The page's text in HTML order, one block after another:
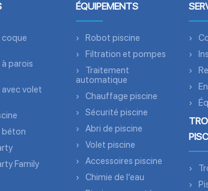
coque
parois
avec volet
béton
Family
ÉQUIPEMENTS
Robot piscine
Filtration et pompes
Traitement
automatique
Chauffage piscine
Sécurité piscine
Abri de piscine
Volet piscine
Accessoires piscine
Chimie de l’eau